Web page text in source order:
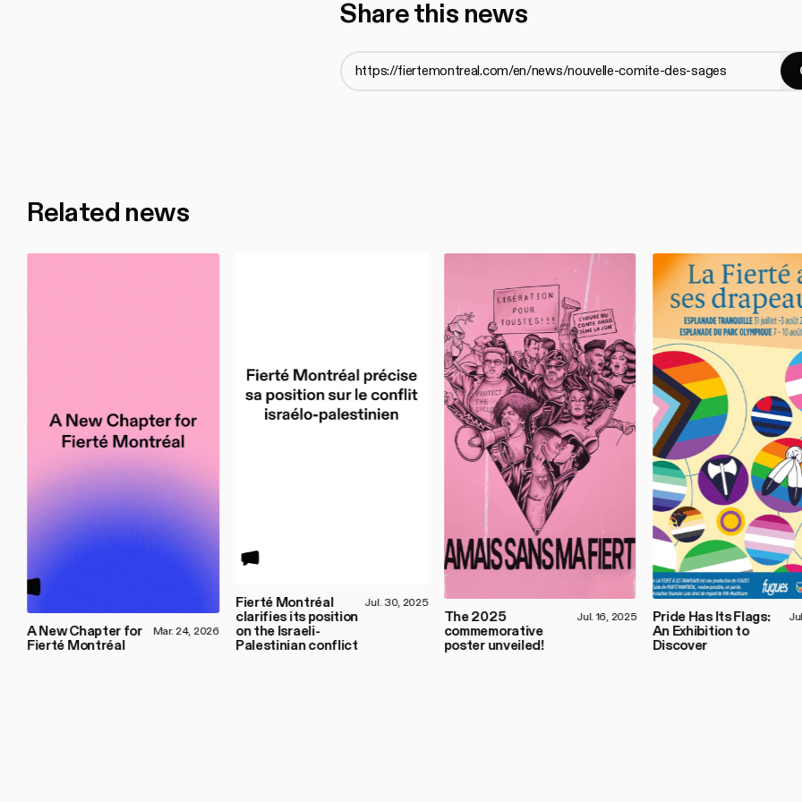
Share this news
Related news
A New Chapter for
Fierté Montréal
Mar. 24, 2026
Fierté Montréal
clarifies its position
on the Israeli-
Palestinian conflict
Jul. 30, 2025
The 2025
commemorative
poster unveiled!
Jul. 16, 2025
Pride Has Its Flags:
An Exhibition to
Discover